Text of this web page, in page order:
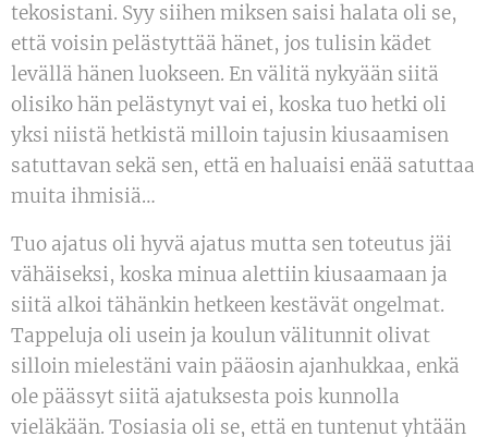
tekosistani. Syy siihen miksen saisi halata oli se,
että voisin pelästyttää hänet, jos tulisin kädet
levällä hänen luokseen. En välitä nykyään siitä
olisiko hän pelästynyt vai ei, koska tuo hetki oli
yksi niistä hetkistä milloin tajusin kiusaamisen
satuttavan sekä sen, että en haluaisi enää satuttaa
muita ihmisiä…
Tuo ajatus oli hyvä ajatus mutta sen toteutus jäi
vähäiseksi, koska minua alettiin kiusaamaan ja
siitä alkoi tähänkin hetkeen kestävät ongelmat.
Tappeluja oli usein ja koulun välitunnit olivat
silloin mielestäni vain pääosin ajanhukkaa, enkä
ole päässyt siitä ajatuksesta pois kunnolla
vieläkään. Tosiasia oli se, että en tuntenut yhtään